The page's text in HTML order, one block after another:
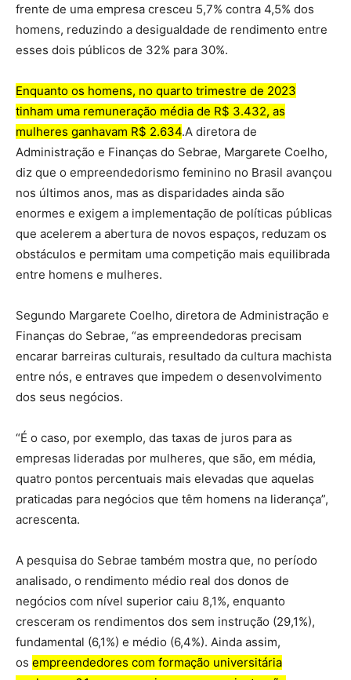
frente de uma empresa cresceu 5,7% contra 4,5% dos
homens, reduzindo a desigualdade de rendimento entre
esses dois públicos de 32% para 30%.
Enquanto os homens, no quarto trimestre de 2023
tinham uma remuneração média de R$ 3.432, as
mulheres ganhavam R$ 2.634.A diretora de
Administração e Finanças do Sebrae, Margarete Coelho,
diz que o empreendedorismo feminino no Brasil avançou
nos últimos anos, mas as disparidades ainda são
enormes e exigem a implementação de políticas públicas
que acelerem a abertura de novos espaços, reduzam os
obstáculos e permitam uma competição mais equilibrada
entre homens e mulheres.
Segundo Margarete Coelho, diretora de Administração e
Finanças do Sebrae, “as empreendedoras precisam
encarar barreiras culturais, resultado da cultura machista
entre nós, e entraves que impedem o desenvolvimento
dos seus negócios.
“É o caso, por exemplo, das taxas de juros para as
empresas lideradas por mulheres, que são, em média,
quatro pontos percentuais mais elevadas que aquelas
praticadas para negócios que têm homens na liderança”,
acrescenta.
A pesquisa do Sebrae também mostra que, no período
analisado, o rendimento médio real dos donos de
negócios com nível superior caiu 8,1%, enquanto
cresceram os rendimentos dos sem instrução (29,1%),
fundamental (6,1%) e médio (6,4%). Ainda assim,
os empreendedores com formação universitária